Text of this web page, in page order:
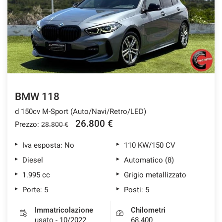
ASSISTENZA POST VENDITA
CONTATTI
NEWS
AREA COMMERCIANTI
BMW 118
d 150cv M-Sport (Auto/Navi/Retro/LED)
Prezzo: 28.800 € 26.800 €
Iva esposta: No
110 KW/150 CV
Diesel
Automatico (8)
1.995 cc
Grigio metallizzato
Porte: 5
Posti: 5
Immatricolazione
usato - 10/2022
Chilometri
68.400
tracciamento
che
adottiamo
per
offrire
le
funzionalità
e
le
attività
di
seguito
Per
maggiori
informazioni
e
funzionamento